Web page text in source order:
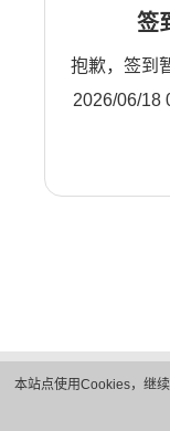
本站点使用Cookies，继
签
抱歉，签到
2026/06/18